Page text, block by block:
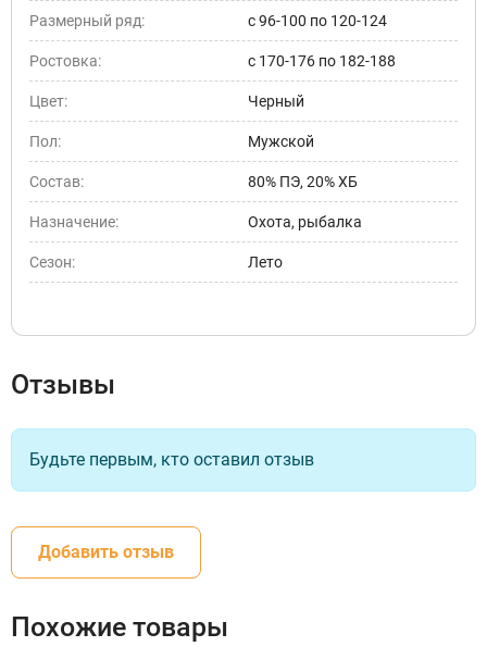
Размерный ряд: с 96-100 по 120-124
Ростовка: с 170-176 по 182-188
Цвет: Черный
Пол: Мужской
Состав: 80% ПЭ, 20% ХБ
Назначение: Охота, рыбалка
Сезон: Лето
Отзывы
Будьте первым, кто оставил отзыв
Добавить отзыв
Похожие товары